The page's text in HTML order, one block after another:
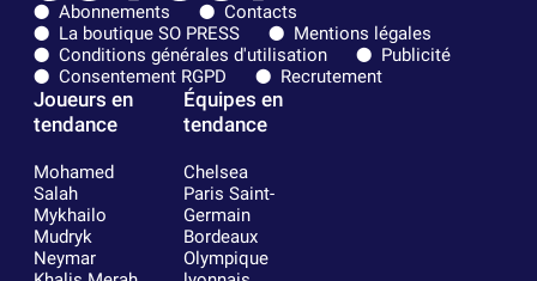
Abonnements
Contacts
La boutique SO PRESS
Mentions légales
Conditions générales d'utilisation
Publicité
Consentement RGPD
Recrutement
Joueurs en
tendance
Mohamed
Salah
Mykhailo
Mudryk
Neymar
Équipes en
tendance
Chelsea
Paris Saint-
Germain
Bordeaux
Olympique